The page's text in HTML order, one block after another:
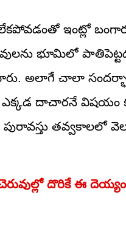
ఇంట్లో
భూమిలో
అలాగే చాలా
దాచారనే విషయం
తవ్వకాలలో
దొరికే ఈ